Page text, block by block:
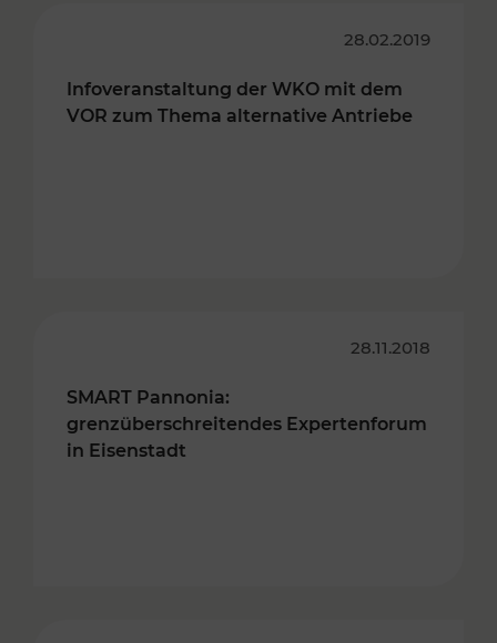
28.02.2019
Infoveranstaltung der WKO mit dem
VOR zum Thema alternative Antriebe
28.11.2018
SMART Pannonia:
grenzüberschreitendes Expertenforum
in Eisenstadt